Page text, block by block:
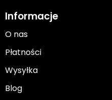
Informacje
O nas
Płatności
Wysyłka
Blog